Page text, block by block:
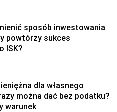
sposób inwestowania
powtórzy sukces
ISK?
dla własnego
można dać bez podatku?
warunek